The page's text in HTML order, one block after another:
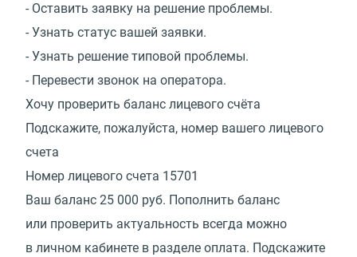
- Оставить заявку на решение проблемы.
- Узнать статус вашей заявки.
- Узнать решение типовой проблемы.
- Перевести звонок на оператора.
Хочу проверить баланс лицевого счёта
Подскажите, пожалуйста, номер вашего лицевого
счета
Номер лицевого счета 15701
Ваш баланс 25 000 руб. Пополнить баланс
или проверить актуальность всегда можно
в личном кабинете в разделе оплата. Подскажите